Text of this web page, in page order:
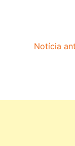
Notícia